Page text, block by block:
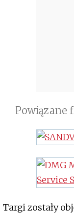
Powiązane
Targi zostały